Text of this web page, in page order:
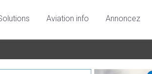
Aviation info Annoncez